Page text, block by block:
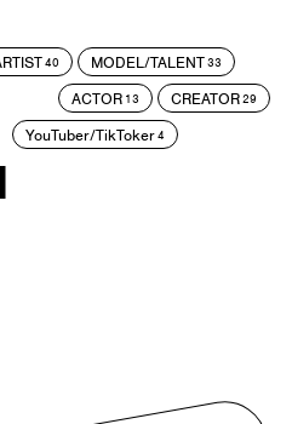
40 MODEL/TALENT33
ACTOR 13 CREATOR29
YouTuber/TikToker4